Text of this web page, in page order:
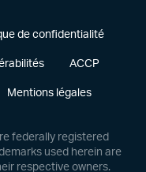
de confidentialité
ACCP
Mentions légales
federally registered
used herein are
respective owners.